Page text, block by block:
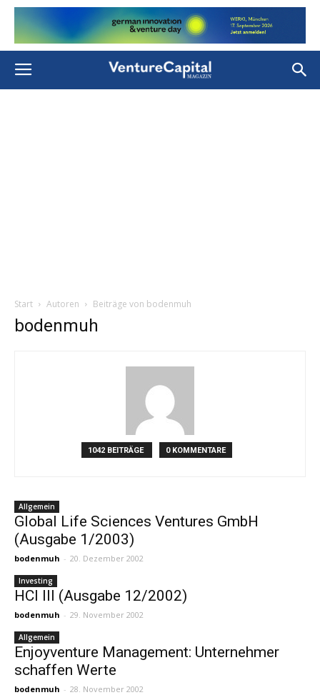
Start Autoren Beiträge von bodenmuh
bodenmuh
1042 BEITRÄGE 0 KOMMENTARE
Allgemein
Global Life Sciences Ventures GmbH
(Ausgabe 1/2003)
bodenmuh - 20. Dezember 2002
Investing
HCI III (Ausgabe 12/2002)
bodenmuh - 29. November 2002
Allgemein
Enjoyventure Management: Unternehmer
schaffen Werte
bodenmuh - 28. November 2002